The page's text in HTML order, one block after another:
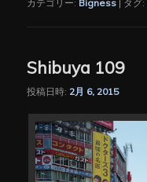
カテゴリー: Bigness | タグ:
Shibuya 109
投稿日時: 2月 6, 2015